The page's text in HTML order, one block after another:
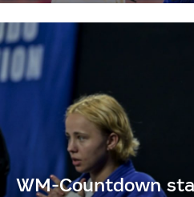
WM-Countdown